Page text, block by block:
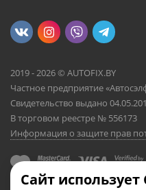
2019 - 2026 © AUTOFIX.BY
Частное предприятие
Свидетельство выдано
В торговом реестре № 556173
Информация о защите прав
Сайт использует